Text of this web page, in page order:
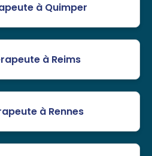
à Quimper
à Reims
à Rennes